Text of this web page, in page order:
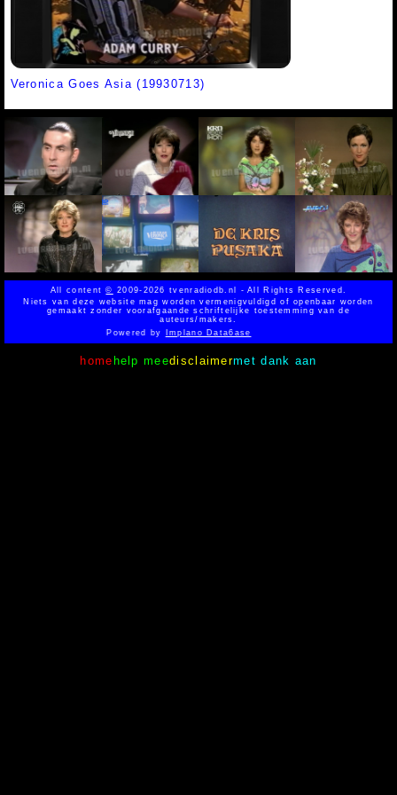
Veronica Goes Asia (19930713)
All content© 2009-2026 tvenradiodb.nl - All Rights Reserved.
Niets van deze website mag worden vermenigvuldigd of openbaar worden
gemaakt zonder voorafgaande schriftelijke toestemming van de
auteurs/makers.
Powered byImplano Data6ase
home help meedisclaimermet dank aan